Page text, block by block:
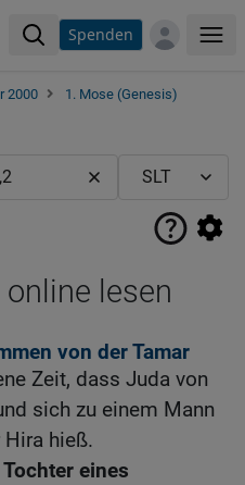
Spenden
2000
1. Mose (Genesis)
lesen
von der Tamar
Zeit, dass Juda von
sich zu einem Mann
hieß.
eines